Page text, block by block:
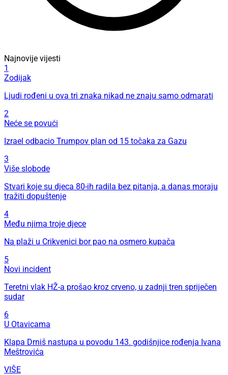
Najnovije vijesti
1
Zodijak
Ljudi rođeni u ova tri znaka nikad ne znaju samo odmarati
2
Neće se povući
Izrael odbacio Trumpov plan od 15 točaka za Gazu
3
Više slobode
Stvari koje su djeca 80-ih radila bez pitanja, a danas moraju
tražiti dopuštenje
4
Među njima troje djece
Na plaži u Crikvenici bor pao na osmero kupača
5
Novi incident
Teretni vlak HŽ-a prošao kroz crveno, u zadnji tren spriječen
sudar
6
U Otavicama
Klapa Drniš nastupa u povodu 143. godišnjice rođenja Ivana
Meštrovića
VIŠE